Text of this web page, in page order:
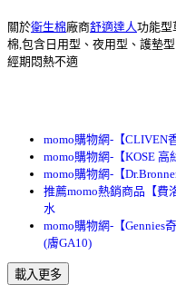
關於衛生棉廠商舒適達人功能型
棉,包含日用型、夜用型、護墊
經期悶熱不適
momo購物網-【CLIVEN
momo購物網-【KOSE
momo購物網-【
推薦momo熱銷商品【費
水
momo購物網-【Gennies
(膚GA10)
載入更多